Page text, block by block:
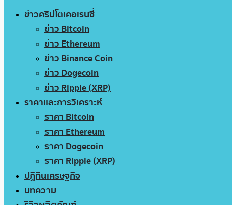
ข่าวคริปโตเคอเรนซี่
ข่าว Bitcoin
ข่าว Ethereum
ข่าว Binance Coin
ข่าว Dogecoin
ข่าว Ripple (XRP)
ราคาและการวิเคราะห์
ราคา Bitcoin
ราคา Ethereum
ราคา Dogecoin
ราคา Ripple (XRP)
ปฏิทินเศรษฐกิจ
บทความ